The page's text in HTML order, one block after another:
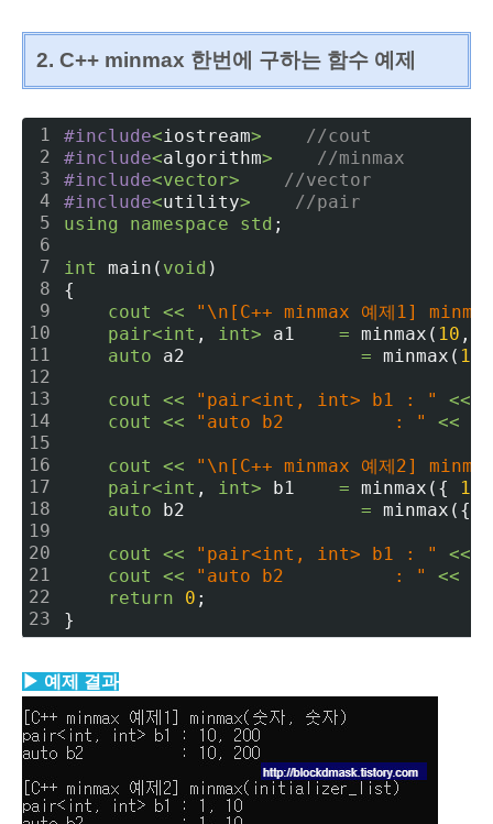
2. C++ minmax 한번에 구하는 함수 예제
1
2
3
4
5
6
7
8
9
10
11
12
13
14
15
16
17
18
19
20
21
22
23
#include<iostream>
//cout
#include<algorithm>
//minmax
#include<vector>
//vector
#include<utility>
//pair
using
namespace std ;
int main( void )
{
cout
<<
"\n[C++ minmax 예제1]
pair<int , int> a1 = minmax( 10 ,
auto a2 = minmax( 10
cout << "pair<int, int> b1 : " <<
cout
<< "auto b2          : " <<
cout <<
"\n[C++ minmax 예제2]
pair<int , int> b1 = minmax({ 10
auto b2 = minmax({
cout << "pair<int, int> b1 : " <<
cout
<< "auto b2          : " <<
return
0 ;
}
▶ 예제 결과